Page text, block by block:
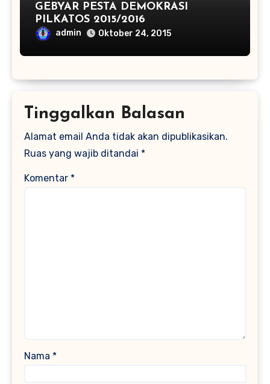
GEBYAR PESTA DEMOKRASI
PILKATOS 2015/2016
admin Oktober 24, 2015
Tinggalkan Balasan
Alamat email Anda tidak akan dipublikasikan.
Ruas yang wajib ditandai *
Komentar *
Nama *